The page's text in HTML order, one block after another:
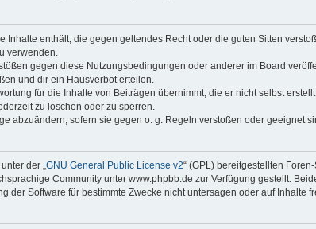
Inhalte enthält, die gegen geltendes Recht oder die guten Sitten
verwenden.
gegen diese Nutzungsbedingungen oder anderer im Board
und dir ein Hausverbot erteilen.
für die Inhalte von Beiträgen übernimmt, die er nicht selbst
zu löschen oder zu sperren.
abzuändern, sofern sie gegen o. g. Regeln verstoßen oder geeignet
der „GNU General Public License v2“ (GPL) bereitgestellten
Community unter www.phpbb.de zur Verfügung gestellt.
der Software für bestimmte Zwecke nicht untersagen oder auf Inhalte